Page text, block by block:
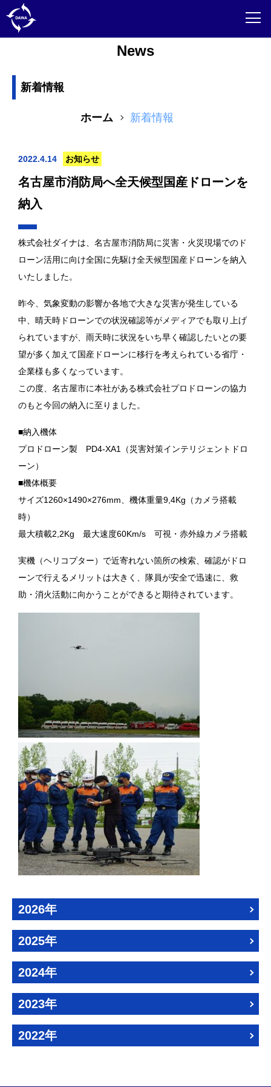
News
新着情報
ホーム 新着情報
2022.4.14 お知らせ
名古屋市消防局へ全天候型国産ドローンを
納入
株式会社ダイナは、名古屋市消防局に災害・火災現場でのド
ローン活用に向け全国に先駆け全天候型国産ドローンを納入
いたしました。
昨今、気象変動の影響か各地で大きな災害が発生している
中、晴天時ドローンでの状況確認等がメディアでも取り上げ
られていますが、雨天時に状況をいち早く確認したいとの要
望が多く加えて国産ドローンに移行を考えられている省庁・
企業様も多くなっています。
この度、名古屋市に本社がある株式会社プロドローンの協力
のもと今回の納入に至りました。
■納入機体
プロドローン製 PD4-XA1（災害対策インテリジェントドロ
ーン）
■機体概要
サイズ1260×1490×276mm、機体重量9,4Kg（カメラ搭載
時）
最大積載2,2Kg 最大速度60Km/s 可視・赤外線カメラ搭載
実機（ヘリコプター）で近寄れない箇所の検索、確認がドロ
ーンで行えるメリットは大きく、隊員が安全で迅速に、救
助・消火活動に向かうことができると期待されています。
2026年
2025年
2024年
2023年
2022年